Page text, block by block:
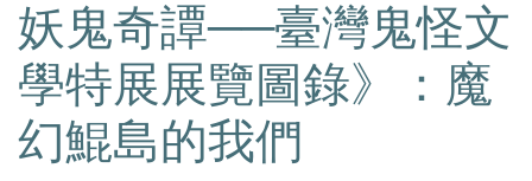
妖鬼奇譚──臺灣鬼怪文
學特展展覽圖錄》：魔
幻鯤島的我們